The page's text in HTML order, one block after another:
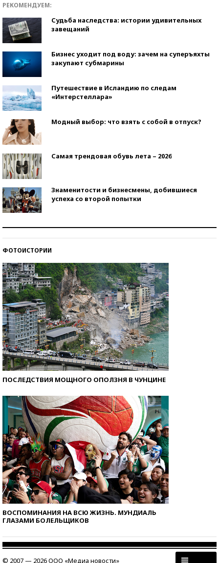
РЕКОМЕНДУЕМ:
Судьба наследства: истории удивительных
завещаний
Бизнес уходит под воду: зачем на суперъяхты
закупают субмарины
Путешествие в Исландию по следам
«Интерстеллара»
Модный выбор: что взять с собой в отпуск?
Самая трендовая обувь лета – 2026
Знаменитости и бизнесмены, добившиеся
успеха со второй попытки
ФОТОИСТОРИИ
ПОСЛЕДСТВИЯ МОЩНОГО ОПОЛЗНЯ В ЧУНЦИНЕ
ВОСПОМИНАНИЯ НА ВСЮ ЖИЗНЬ. МУНДИАЛЬ
ГЛАЗАМИ БОЛЕЛЬЩИКОВ
© 2007 — 2026 ООО «Медиа новости»